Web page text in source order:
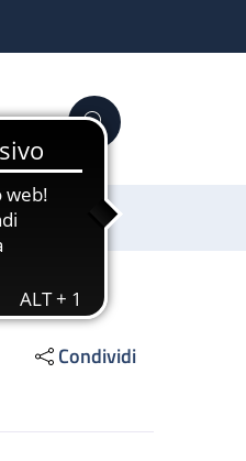
Cerca
Condividi